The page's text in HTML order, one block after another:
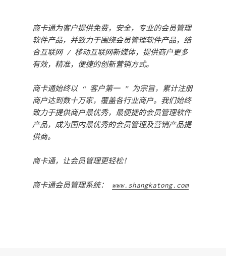
商卡通为客户提供免费，安全，专业的会员管理
软件产品，并致力于围绕会员管理软件产品，结
合互联网 / 移动互联网新媒体，提供商户更多
有效，精准，便捷的创新营销方式。
商卡通始终以 “ 客户第一 ” 为宗旨，累计注册
商户达到数十万家，覆盖各行业商户。我们始终
致力于提供商户最优秀，最便捷的会员管理软件
产品，成为国内最优秀的会员管理及营销产品提
供商。
商卡通，让会员管理更轻松！
商卡通会员管理系统： www.shangkatong.com